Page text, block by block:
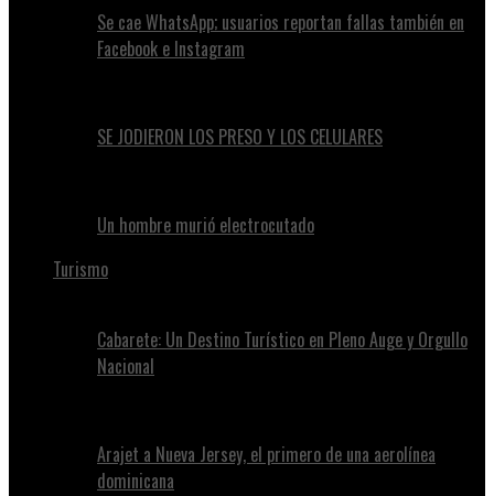
Se cae WhatsApp; usuarios reportan fallas también en
Facebook e Instagram
SE JODIERON LOS PRESO Y LOS CELULARES
Un hombre murió electrocutado
Turismo
Cabarete: Un Destino Turístico en Pleno Auge y Orgullo
Nacional
Arajet a Nueva Jersey, el primero de una aerolínea
dominicana